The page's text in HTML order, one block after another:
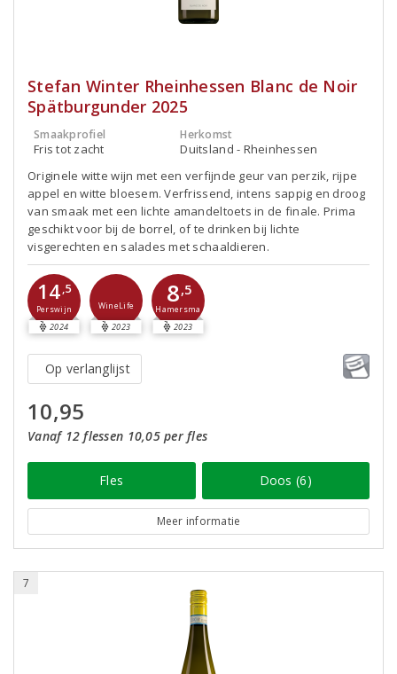
Stefan Winter Rheinhessen Blanc de Noir
Spätburgunder 2025
Smaakprofiel
Fris tot zacht
Herkomst
Duitsland - Rheinhessen
Originele witte wijn met een verfijnde geur van perzik, rijpe
appel en witte bloesem. Verfrissend, intens sappig en droog
van smaak met een lichte amandeltoets in de finale. Prima
geschikt voor bij de borrel, of te drinken bij lichte
visgerechten en salades met schaaldieren.
14,5
Perswijn
2024
WineLife
2023
8,5
Hamersma
2023
Op verlanglijst
10,95
Vanaf 12 flessen 10,05 per fles
Fles Doos (6)
Meer informatie
7